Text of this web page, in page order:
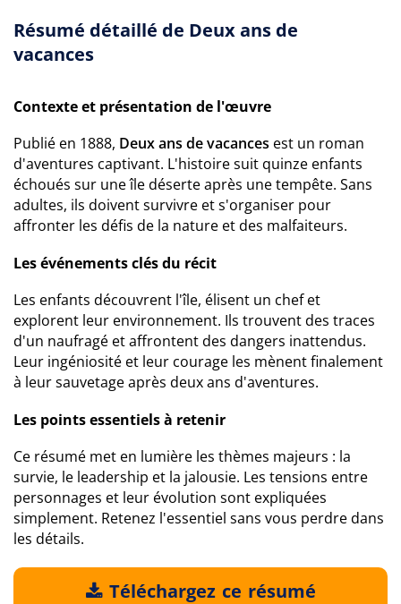
Résumé détaillé de Deux ans de
vacances
Contexte et présentation de l'œuvre
Publié en 1888, Deux ans de vacances est un roman
d'aventures captivant. L'histoire suit quinze enfants
échoués sur une île déserte après une tempête. Sans
adultes, ils doivent survivre et s'organiser pour
affronter les défis de la nature et des malfaiteurs.
Les événements clés du récit
Les enfants découvrent l'île, élisent un chef et
explorent leur environnement. Ils trouvent des traces
d'un naufragé et affrontent des dangers inattendus.
Leur ingéniosité et leur courage les mènent finalement
à leur sauvetage après deux ans d'aventures.
Les points essentiels à retenir
Ce résumé met en lumière les thèmes majeurs : la
survie, le leadership et la jalousie. Les tensions entre
personnages et leur évolution sont expliquées
simplement. Retenez l'essentiel sans vous perdre dans
les détails.
Téléchargez ce résumé